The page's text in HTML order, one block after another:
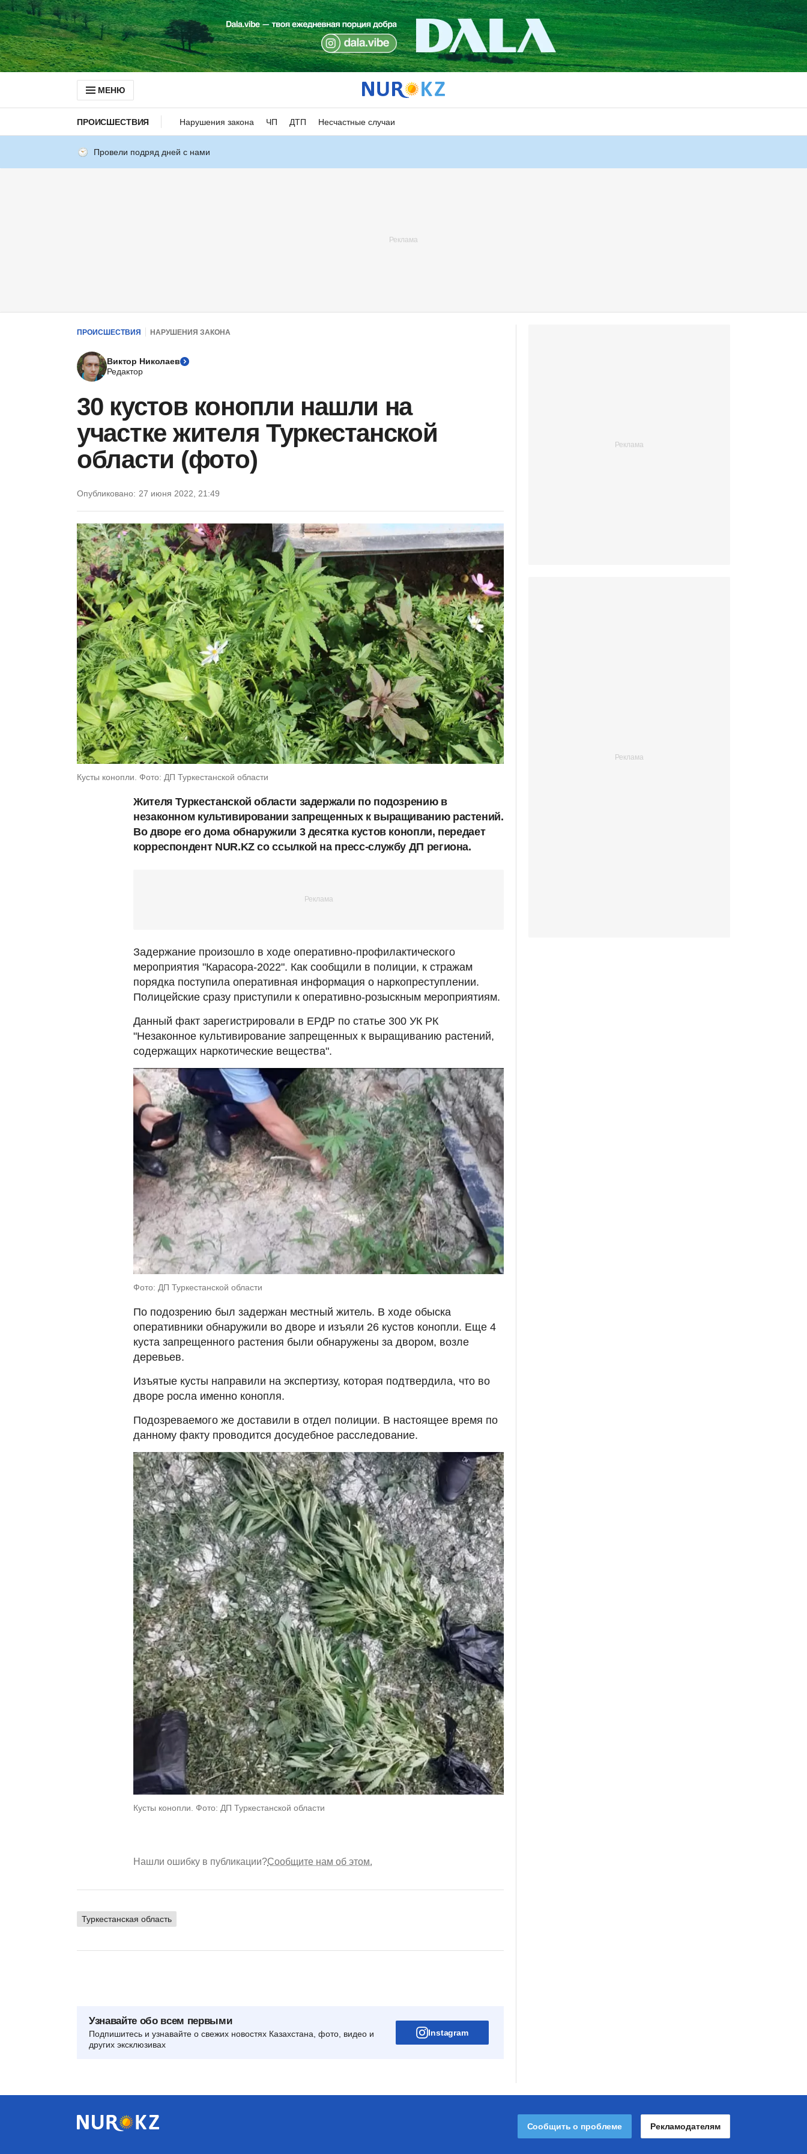
МЕНЮ
ПРОИСШЕСТВИЯ Нарушения закона ЧП ДТП Несчастные случаи
Провели подряд дней с нами
ПРОИСШЕСТВИЯ НАРУШЕНИЯ ЗАКОНА
Виктор Николаев
Редактор
30 кустов конопли нашли на
участке жителя Туркестанской
области (фото)
Опубликовано: 27 июня 2022, 21:49
Кусты конопли. Фото: ДП Туркестанской области
Жителя Туркестанской области задержали по подозрению в
незаконном культивировании запрещенных к выращиванию растений.
Во дворе его дома обнаружили 3 десятка кустов конопли, передает
корреспондент NUR.KZ со ссылкой на пресс-службу ДП региона.
Задержание произошло в ходе оперативно-профилактического
мероприятия "Карасора-2022". Как сообщили в полиции, к стражам
порядка поступила оперативная информация о наркопреступлении.
Полицейские сразу приступили к оперативно-розыскным мероприятиям.
Данный факт зарегистрировали в ЕРДР по статье 300 УК РК
"Незаконное культивирование запрещенных к выращиванию растений,
содержащих наркотические вещества".
Фото: ДП Туркестанской области
По подозрению был задержан местный житель. В ходе обыска
оперативники обнаружили во дворе и изъяли 26 кустов конопли. Еще 4
куста запрещенного растения были обнаружены за двором, возле
деревьев.
Изъятые кусты направили на экспертизу, которая подтвердила, что во
дворе росла именно конопля.
Подозреваемого же доставили в отдел полиции. В настоящее время по
данному факту проводится досудебное расследование.
Кусты конопли. Фото: ДП Туркестанской области
Нашли ошибку в публикации?Сообщите нам об этом.
Туркестанская область
Узнавайте обо всем первыми
Подпишитесь и узнавайте о свежих новостях Казахстана, фото, видео и
других эксклюзивах
Instagram
Сообщить о проблеме Рекламодателям